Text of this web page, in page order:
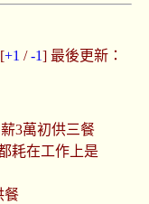
+1 /-1] 最後更新：
3萬初供三餐
耗在工作上是
餐